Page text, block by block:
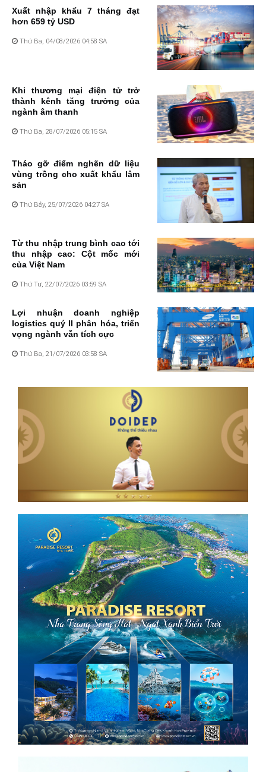
Xuất nhập khẩu 7 tháng đạt
hơn 659 tỷ USD
Thứ Ba, 04/08/2026 04:58 SA
Khi thương mại điện tử trở
thành kênh tăng trưởng của
ngành âm thanh
Thứ Ba, 28/07/2026 05:15 SA
Tháo gỡ điểm nghẽn dữ liệu
vùng trồng cho xuất khẩu lâm
sản
Thứ Bảy, 25/07/2026 04:27 SA
Từ thu nhập trung bình cao tới
thu nhập cao: Cột mốc mới
của Việt Nam
Thứ Tư, 22/07/2026 03:59 SA
Lợi nhuận doanh nghiệp
logistics quý II phân hóa, triển
vọng ngành vẫn tích cực
Thứ Ba, 21/07/2026 03:58 SA